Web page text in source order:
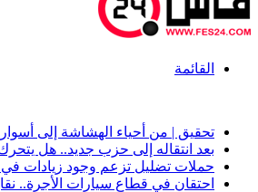
القائمة
تحقيق | من أحياء الهشاشة إلى
بعد انتقاله إلى حزب جديد.. هل
حملات تضليل تزعم وجود زيادات
احتقان في قطاع سيارات الأجرة..